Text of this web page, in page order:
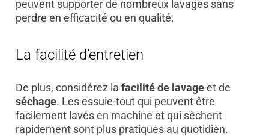
peuvent supporter de nombreux lavages sans
perdre en efficacité ou en qualité.
La facilité d’entretien
De plus, considérez la facilité de lavageet de
séchage. Les essuie-tout qui peuvent être
facilement lavés en machine et qui sèchent
rapidement sont plus pratiques au quotidien.